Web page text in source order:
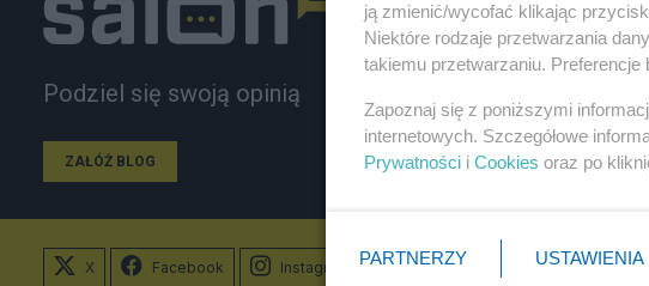
Podziel się swoją opinią
ZAŁÓŻ BLOG
PiS
Rząd
NATO
KO
X Facebook Instagram
ją zmienić/wycofać klikając
Niektóre rodzaje przetwarzania
takiemu przetwarzaniu. Preferencje
Zapoznaj się z poniższymi
internetowych. Szczegółowe
Prywatności i Cookies oraz po
PARTNERZY USTAWIENIA